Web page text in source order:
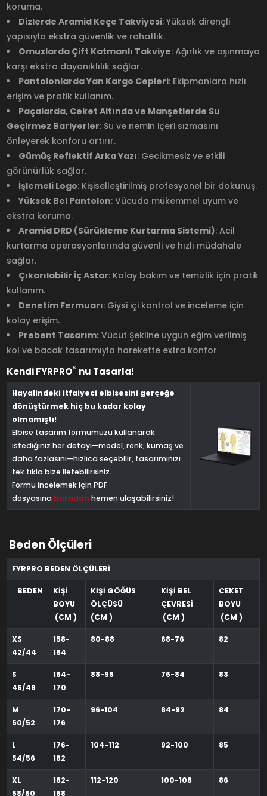
koruma.
Dizlerde Aramid Keçe Takviyesi: Yüksek dirençli
yapısıyla ekstra güvenlik ve rahatlık.
Omuzlarda Çift Katmanlı Takviye: Ağırlık ve aşınmaya
karşı ekstra dayanıklılık sağlar.
Pantolonlarda Yan Kargo Cepleri: Ekipmanlara hızlı
erişim ve pratik kullanım.
Paçalarda, Ceket Altında ve Manşetlerde Su
Geçirmez Bariyerler: Su ve nemin içeri sızmasını
önleyerek konforu artırır.
Gümüş Reflektif Arka Yazı: Gecikmesiz ve etkili
görünürlük sağlar.
İşlemeli Logo: Kişiselleştirilmiş profesyonel bir dokunuş.
Yüksek Bel Pantolon: Vücuda mükemmel uyum ve
ekstra koruma.
Aramid DRD (Sürükleme Kurtarma Sistemi): Acil
kurtarma operasyonlarında güvenli ve hızlı müdahale
sağlar.
Çıkarılabilir İç Astar: Kolay bakım ve temizlik için pratik
kullanım.
Denetim Fermuarı: Giysi içi kontrol ve inceleme için
kolay erişim.
Prebent Tasarım: Vücut Şekline uygun eğim verilmiş
kol ve bacak tasarımıyla harekette extra konfor
Kendi FYRPRO® nu Tasarla!
Hayalindeki itfaiyeci elbisesini gerçeğe
dönüştürmek hiç bu kadar kolay
olmamıştı!
Elbise tasarım formumuzu kullanarak
istediğiniz her detayı—model, renk, kumaş ve
daha fazlasını—hızlıca seçebilir, tasarımınızı
tek tıkla bize iletebilirsiniz.
Formu incelemek için PDF
dosyasına buradan hemen ulaşabilirsiniz!
Beden Ölçüleri
FYRPRO BEDEN ÖLÇÜLERİ
BEDEN
KİŞİ
BOYU
(CM )
KİŞİ GÖĞÜS
ÖLÇÜSÜ
(CM )
KİŞİ BEL
ÇEVRESİ
(CM )
CEKET
BOYU
(CM )
XS
42/44
158-
164
80-88 68-76 82
S
46/48
164-
170
88-96 76-84 83
M
50/52
170-
176
96-104 84-92 84
L
54/56
176-
182
104-112 92-100 85
XL
58/60
182-
188
112-120 100-108 86